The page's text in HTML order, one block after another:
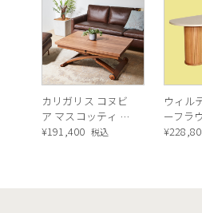
カリガリス コヌビ
ア マスコッティ 伸
長・昇降式テーブ
¥191,400 税込
ウィル
ーフラ
ィエラ
¥